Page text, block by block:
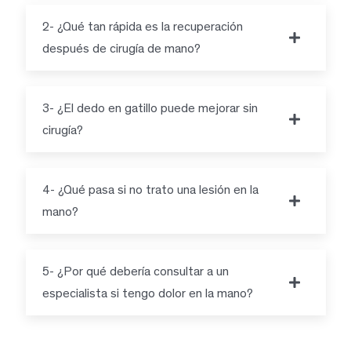
2- ¿Qué tan rápida es la recuperación
después de cirugía de mano?
3- ¿El dedo en gatillo puede mejorar sin
cirugía?
4- ¿Qué pasa si no trato una lesión en la
mano?
5- ¿Por qué debería consultar a un
especialista si tengo dolor en la mano?